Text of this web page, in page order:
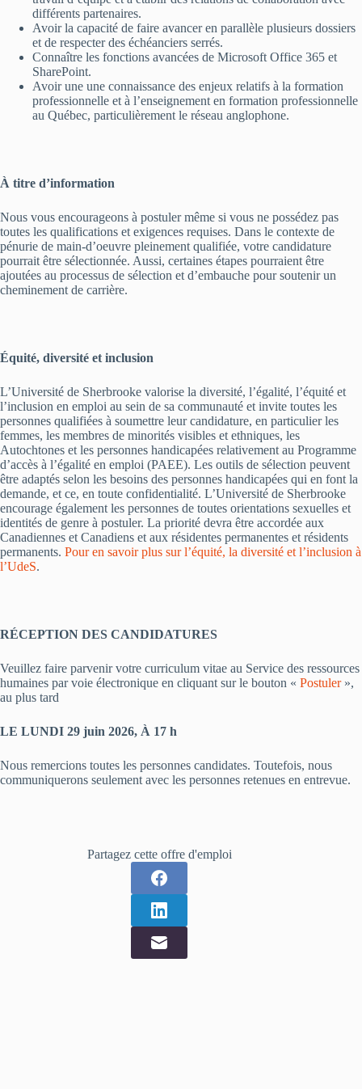
différents partenaires.
Avoir la capacité de faire avancer en parallèle plusieurs dossiers
et de respecter des échéanciers serrés.
Connaître les fonctions avancées de Microsoft Office 365 et
SharePoint.
Avoir une une connaissance des enjeux relatifs à la formation
professionnelle et à l’enseignement en formation professionnelle
au Québec, particulièrement le réseau anglophone.
À titre d’information
Nous vous encourageons à postuler même si vous ne possédez pas
toutes les qualifications et exigences requises. Dans le contexte de
pénurie de main-d’oeuvre pleinement qualifiée, votre candidature
pourrait être sélectionnée. Aussi, certaines étapes pourraient être
ajoutées au processus de sélection et d’embauche pour soutenir un
cheminement de carrière.
Équité, diversité et inclusion
L’Université de Sherbrooke valorise la diversité, l’égalité, l’équité et
l’inclusion en emploi au sein de sa communauté et invite toutes les
personnes qualifiées à soumettre leur candidature, en particulier les
femmes, les membres de minorités visibles et ethniques, les
Autochtones et les personnes handicapées relativement au Programme
d’accès à l’égalité en emploi (PAEE). Les outils de sélection peuvent
être adaptés selon les besoins des personnes handicapées qui en font la
demande, et ce, en toute confidentialité. L’Université de Sherbrooke
encourage également les personnes de toutes orientations sexuelles et
identités de genre à postuler. La priorité devra être accordée aux
Canadiennes et Canadiens et aux résidentes permanentes et résidents
permanents. Pour en savoir plus sur l’équité, la diversité et l’inclusion à
l’UdeS.
RÉCEPTION DES CANDIDATURES
Veuillez faire parvenir votre curriculum vitae au Service des ressources
humaines par voie électronique en cliquant sur le bouton « Postuler»,
au plus tard
LE LUNDI 29 juin 2026, À 17 h
Nous remercions toutes les personnes candidates. Toutefois, nous
communiquerons seulement avec les personnes retenues en entrevue.
Partagez cette offre d'emploi